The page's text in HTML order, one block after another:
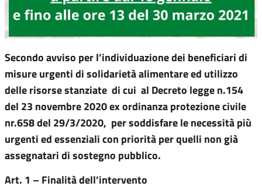
Secondo avviso per l’individuazione dei beneficiari di
misure urgenti di solidarietà alimentare ed utilizzo
delle risorse stanziate di cui al Decreto legge n.154
del 23 novembre 2020 ex ordinanza protezione civile
nr.658 del 29/3/2020, per soddisfare le necessità più
urgenti ed essenziali con priorità per quelli non già
assegnatari di sostegno pubblico.
Art. 1 – Finalità dell’intervento